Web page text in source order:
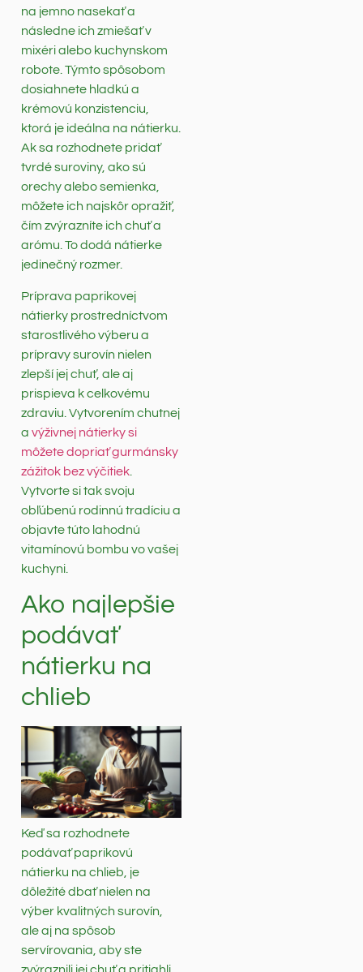
na jemno nasekať a
následne ich zmiešať v
mixéri alebo kuchynskom
robote. Týmto spôsobom
dosiahnete hladkú a
krémovú konzistenciu,
ktorá je ideálna na nátierku.
Ak sa rozhodnete pridať
tvrdé suroviny, ako sú
orechy alebo semienka,
môžete ich najskôr opražiť,
čím zvýrazníte ich chuť a
arómu. To dodá nátierke
jedinečný rozmer.
Príprava paprikovej
nátierky prostredníctvom
starostlivého výberu a
prípravy surovín nielen
zlepší jej chuť, ale aj
prispieva k celkovému
zdraviu. Vytvorením chutnej
a výživnej nátierky si
môžete dopriať gurmánsky
zážitok bez výčitiek
Vytvorte si tak svoju
obľúbenú rodinnú tradíciu a
objavte túto lahodnú
vitamínovú bombu vo vašej
kuchyni.
Ako najlepšie
podávať
nátierku na
chlieb
Keď sa rozhodnete
podávať paprikovú
nátierku na chlieb, je
dôležité dbať nielen na
výber kvalitných surovín,
ale aj na spôsob
servírovania, aby ste